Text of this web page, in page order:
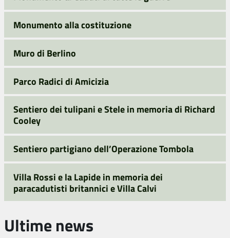
Monumento alla costituzione
Muro di Berlino
Parco Radici di Amicizia
Sentiero dei tulipani e Stele in memoria di Richard
Cooley
Sentiero partigiano dell’Operazione Tombola
Villa Rossi e la Lapide in memoria dei
paracadutisti britannici e Villa Calvi
Ultime news